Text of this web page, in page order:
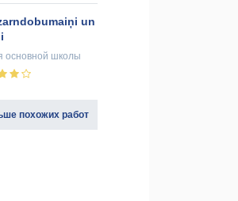
un
основной школы
похожих работ